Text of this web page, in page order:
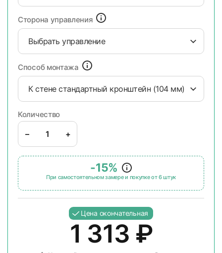
Сторона управления
Выбрать управление
Способ монтажа
К стене стандартный кронштейн (104 мм)
Количество
– +
-15%
При самостоятельном замере и покупке от 6 штук
Цена окончательная
1 313 ₽